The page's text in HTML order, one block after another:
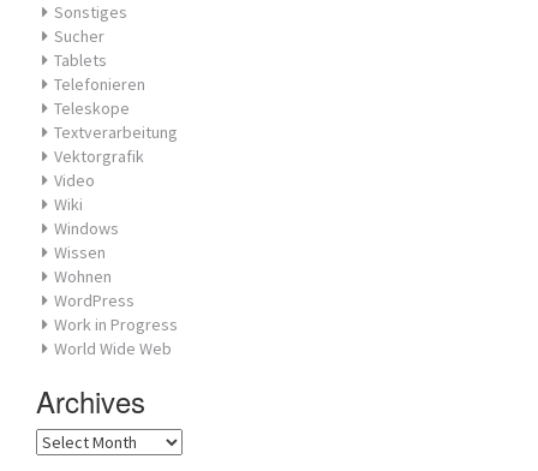
Sonstiges
Sucher
Tablets
Telefonieren
Teleskope
Textverarbeitung
Vektorgrafik
Video
Wiki
Windows
Wissen
Wohnen
WordPress
Work in Progress
World Wide Web
Archives
Archives